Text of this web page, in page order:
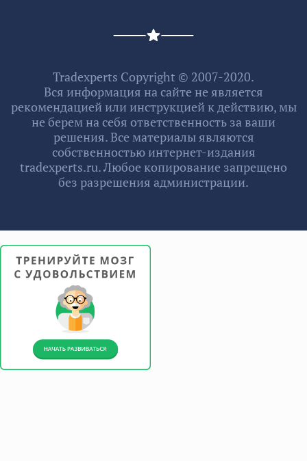
Tradexperts Copyright © 2007-2020.
Вся информация на сайте не является
рекомендацией или инструкцией к действию, мы
не берем на себя ответственность за ваши
решения. Все материалы являются
собственностью интернет-издания
tradexperts.ru. Любое копирование запрещено
без разрешения администрации.